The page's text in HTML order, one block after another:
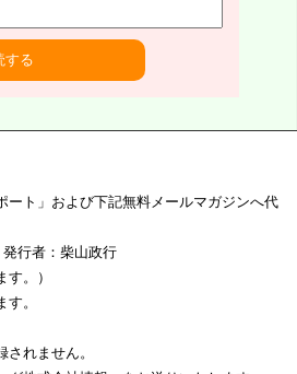
ト」および下記無料メールマガジンへ代
者：柴山政行
。）
。
れません。